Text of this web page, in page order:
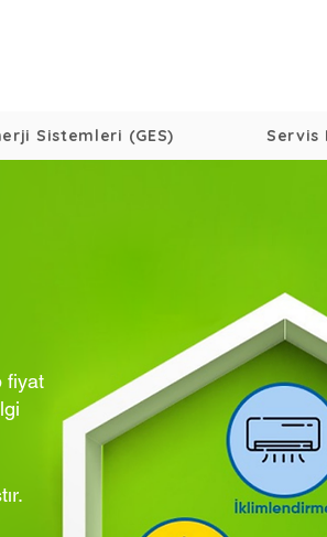
Sistemleri (GES) Servis
fiyat